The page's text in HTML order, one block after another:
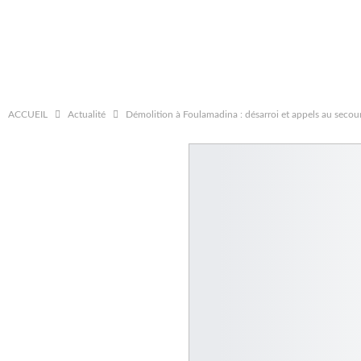
ACCUEIL Actualité Démolition à Foulamadina : désarroi et appels au